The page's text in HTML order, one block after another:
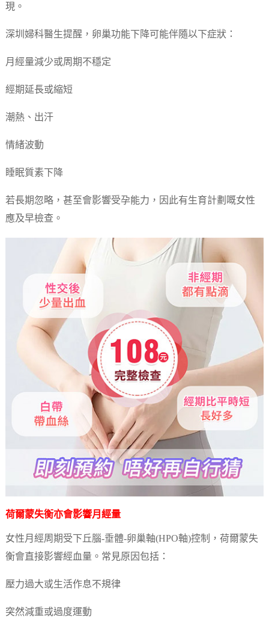
現。
深圳婦科醫生提醒，卵巢功能下降可能伴隨以下症狀：
月經量減少或周期不穩定
經期延長或縮短
潮熱、出汗
情緒波動
睡眠質素下降
若長期忽略，甚至會影響受孕能力，因此有生育計劃嘅女性
應及早檢查。
荷爾蒙失衡亦會影響月經量
女性月經周期受下丘腦-垂體-卵巢軸(HPO軸)控制，荷爾蒙失
衡會直接影響經血量。常見原因包括：
壓力過大或生活作息不規律
突然減重或過度運動